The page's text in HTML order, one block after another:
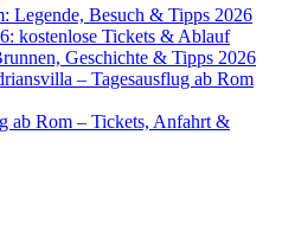
Legende, Besuch & Tipps 2026
kostenlose Tickets & Ablauf
Geschichte & Tipps 2026
– Tagesausflug ab Rom
ab Rom – Tickets, Anfahrt &